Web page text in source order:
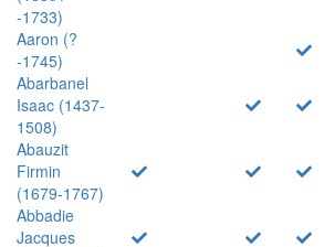
-1733)
Aaron (?
-1745)
Abarbanel
Isaac (1437-
1508)
Abauzit
Firmin
(1679-1767)
Abbadie
Jacques